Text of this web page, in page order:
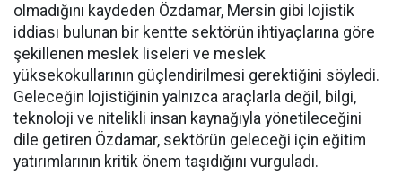
olmadığını kaydeden Özdamar, Mersin gibi lojistik
iddiası bulunan bir kentte sektörün ihtiyaçlarına göre
şekillenen meslek liseleri ve meslek
yüksekokullarının güçlendirilmesi gerektiğini söyledi.
Geleceğin lojistiğinin yalnızca araçlarla değil, bilgi,
teknoloji ve nitelikli insan kaynağıyla yönetileceğini
dile getiren Özdamar, sektörün geleceği için eğitim
yatırımlarının kritik önem taşıdığını vurguladı.